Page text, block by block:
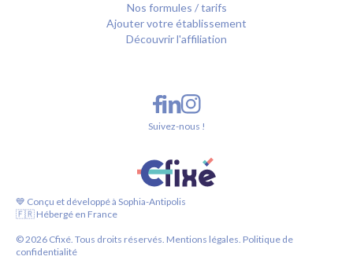
Nos formules / tarifs
Ajouter votre établissement
Découvrir l'affiliation
💙 Conçu et développé à Sophia-Antipolis
🇫🇷 Hébergé en France
©2026 Cfixé. Tous droits réservés. Mentions légales. Politique de
confidentialité
Suivez-nous !